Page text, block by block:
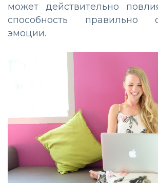
может действительно
способность правильно
эмоции.